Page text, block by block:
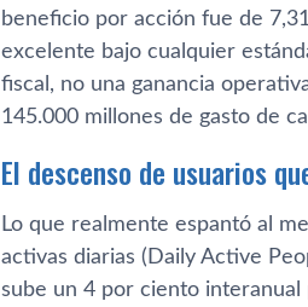
beneficio por acción fue de
excelente bajo cualquier
fiscal, no una ganancia
145.000 millones de gasto de
El descenso de usuarios
Lo que realmente espantó al
activas diarias (Daily Active
sube un 4 por ciento